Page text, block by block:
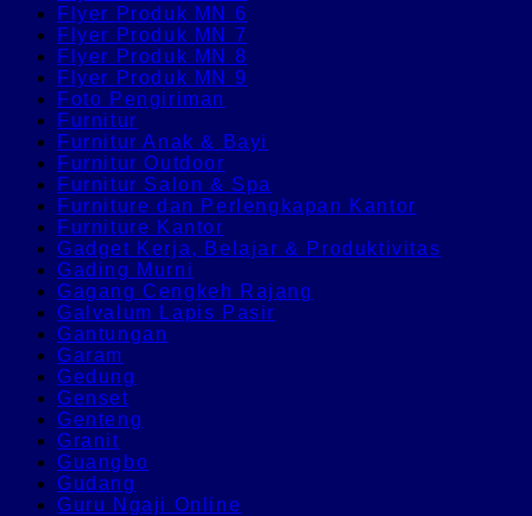
Flyer Produk MN 6
Flyer Produk MN 7
Flyer Produk MN 8
Flyer Produk MN 9
Foto Pengiriman
Furnitur
Furnitur Anak & Bayi
Furnitur Outdoor
Furnitur Salon & Spa
Furniture dan Perlengkapan Kantor
Furniture Kantor
Gadget Kerja, Belajar & Produktivitas
Gading Murni
Gagang Cengkeh Rajang
Galvalum Lapis Pasir
Gantungan
Garam
Gedung
Genset
Genteng
Granit
Guangbo
Gudang
Guru Ngaji Online